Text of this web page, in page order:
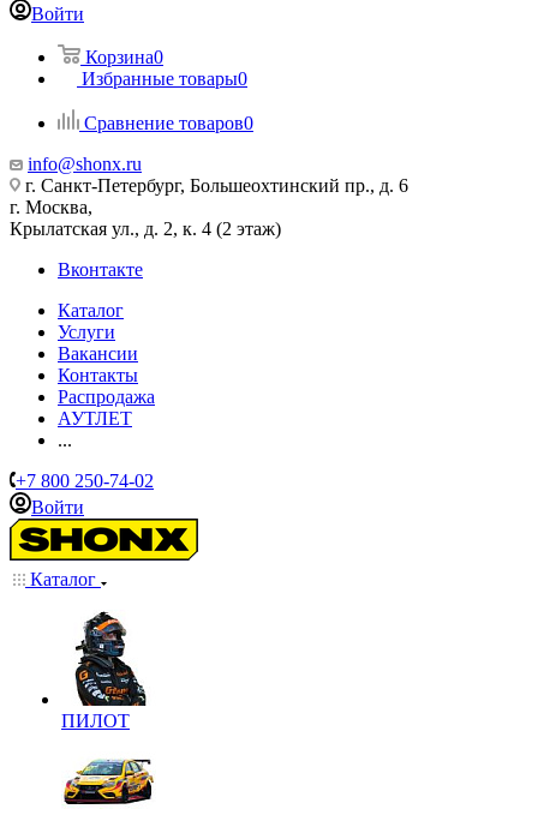
Войти
Корзина0
Избранные товары0
Сравнение товаров0
info@shonx.ru
г. Санкт-Петербург, Большеохтинский пр., д. 6
г. Москва,
Крылатская ул., д. 2, к. 4 (2 этаж)
Вконтакте
Каталог
Услуги
Вакансии
Контакты
Распродажа
АУТЛЕТ
...
+7 800 250-74-02
Войти
Каталог
ПИЛОТ